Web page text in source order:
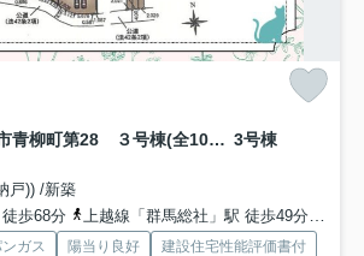
【新築平屋】前橋市青柳町第28 ３号棟(全10棟) クレイドルガーデン 新築建売分譲 3号棟
戸)) /新築
歩68分
上越線「群馬総社」駅 徒歩49分
ガス 陽当り良好
建設住宅性能評価書付